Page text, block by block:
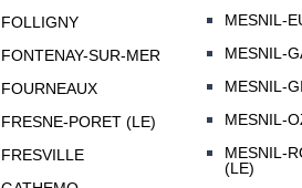
FOLLIGNY
FONTENAY-SUR-MER
FOURNEAUX
FRESNE-PORET (LE)
FRESVILLE
MESNIL-
MESNIL-
MESNIL-
MESNIL-
MESNIL-
(LE)